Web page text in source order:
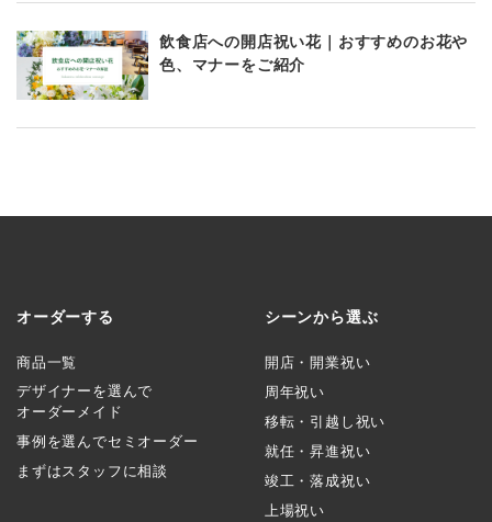
飲食店への開店祝い花｜おすすめのお花や
色、マナーをご紹介
オーダーする
商品一覧
デザイナーを選んで
オーダーメイド
事例を選んでセミオーダー
まずはスタッフに相談
シーンから選ぶ
開店・開業祝い
周年祝い
移転・引越し祝い
就任・昇進祝い
竣工・落成祝い
上場祝い